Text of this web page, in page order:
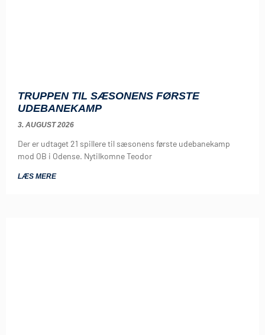
TRUPPEN TIL SÆSONENS FØRSTE
UDEBANEKAMP
3. AUGUST 2026
Der er udtaget 21 spillere til sæsonens første udebanekamp
mod OB i Odense. Nytilkomne Teodor
LÆS MERE